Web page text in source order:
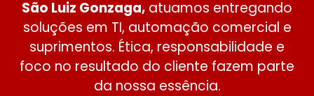
São Luiz Gonzaga, atuamos entregando
soluções em TI, automação comercial e
suprimentos. Ética, responsabilidade e
foco no resultado do cliente fazem parte
da nossa essência.